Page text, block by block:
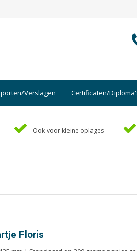
Verslagen Certificaten/
Briefpapier
Ook voor kleine oplages
Floris